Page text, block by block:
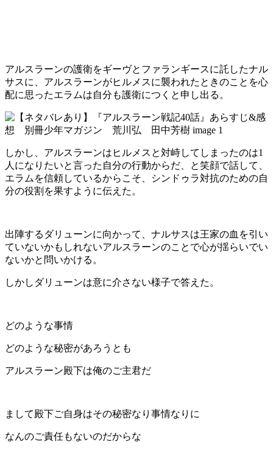
アルスラーンの護衛をギーヴとファランギースに託したナル
サスに、アルスラーンがヒルメスに襲われたときのことを心
配に思ったエラムは自分も護衛につくと申し出る。
しかし、アルスラーンはヒルメスと対峙してしまったのは1
人になりたいと言った自分の行動からだ、と笑顔で話して、
エラムを信頼しているからこそ、シンドゥラ対抗のための自
分の役割を果すように伝えた。
出陣するダリューンに向かって、ナルサスは王家の血を引い
ていないかもしれないアルスラーンのことで心が揺らいでい
ないかと問いかける。
しかしダリューンは意に介さない様子で答えた。
どのような事情
どのような秘密があろうとも
アルスラーン殿下は俺のご主君だ
まして殿下ご自身はその秘密なり事情なりに
なんのご責任もないのだからな